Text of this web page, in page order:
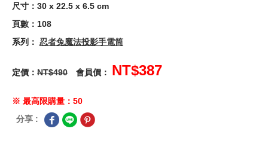
尺寸：30 x 22.5 x 6.5 cm
頁數：108
系列： 忍者兔魔法投影手電筒
定價： NT$490 會員價： NT$387
※ 最高限購量：50
分享 :